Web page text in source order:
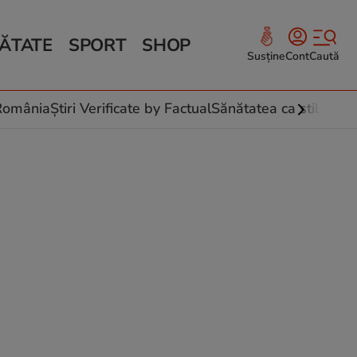
culinare
SPORT SHOP SusțineContCaută
Știri Verificate by FactualSănătatea ca stil de